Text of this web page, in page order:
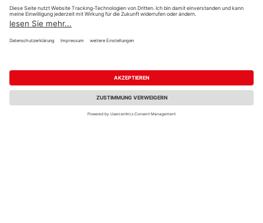
Versand und Lieferung
HQ-Produkte:
Montageanleitungen
Die HolzLand-Kooperation